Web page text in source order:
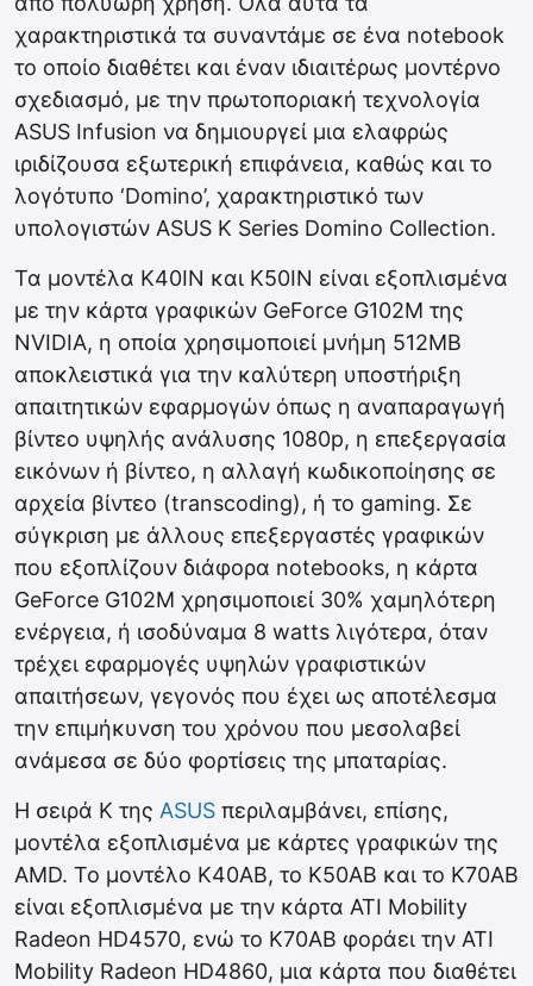
χαρακτηριστικά τα συναντάμε σε ένα notebook
το οποίο διαθέτει και έναν ιδιαιτέρως μοντέρνο
σχεδιασμό, με την πρωτοποριακή τεχνολογία
ASUS Infusion να δημιουργεί μια ελαφρώς
ιριδίζουσα εξωτερική επιφάνεια, καθώς και το
λογότυπο ‘Domino’, χαρακτηριστικό των
υπολογιστών ASUS K Series Domino Collection.
Τα μοντέλα K40IN και K50IN είναι εξοπλισμένα
με την κάρτα γραφικών GeForce G102M της
NVIDIA, η οποία χρησιμοποιεί μνήμη 512MB
αποκλειστικά για την καλύτερη υποστήριξη
απαιτητικών εφαρμογών όπως η αναπαραγωγή
βίντεο υψηλής ανάλυσης 1080p, η επεξεργασία
εικόνων ή βίντεο, η αλλαγή κωδικοποίησης σε
αρχεία βίντεο (transcoding), ή το gaming. Σε
σύγκριση με άλλους επεξεργαστές γραφικών
που εξοπλίζουν διάφορα notebooks, η κάρτα
GeForce G102M χρησιμοποιεί 30% χαμηλότερη
ενέργεια, ή ισοδύναμα 8 watts λιγότερα, όταν
τρέχει εφαρμογές υψηλών γραφιστικών
απαιτήσεων, γεγονός που έχει ως αποτέλεσμα
την επιμήκυνση του χρόνου που μεσολαβεί
ανάμεσα σε δύο φορτίσεις της μπαταρίας.
Η σειρά Κ της ASUS περιλαμβάνει, επίσης,
μοντέλα εξοπλισμένα με κάρτες γραφικών της
AMD. Το μοντέλο K40AB, το K50AB και το K70AB
είναι εξοπλισμένα με την κάρτα ATI Mobility
Radeon HD4570, ενώ το K70AB φοράει την ATI
Mobility Radeon HD4860, μια κάρτα που διαθέτει